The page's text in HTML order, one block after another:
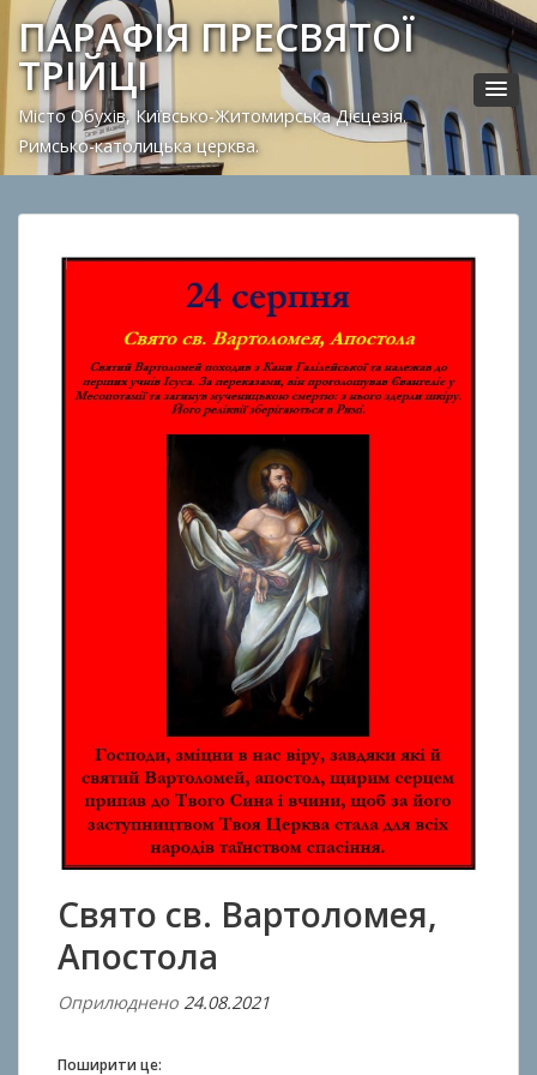
ПАРАФІЯ ПРЕСВЯТОЇ
ТРІЙЦІ
Місто Обухів, Київсько-Житомирська Дієцезія.
Римсько-католицька церква.
Свято св. Вартоломея,
Апостола
Оприлюднено 24.08.2021
Поширити це: